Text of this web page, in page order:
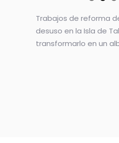
Trabajos de reforma
desuso en la Isla de
transformarlo en un